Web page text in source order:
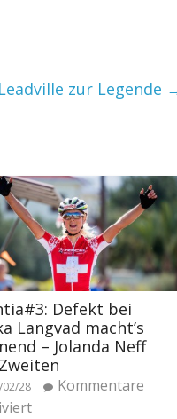
zur Legende
Defekt bei
Langvad macht’s
– Jolanda Neff
28
Kommentare